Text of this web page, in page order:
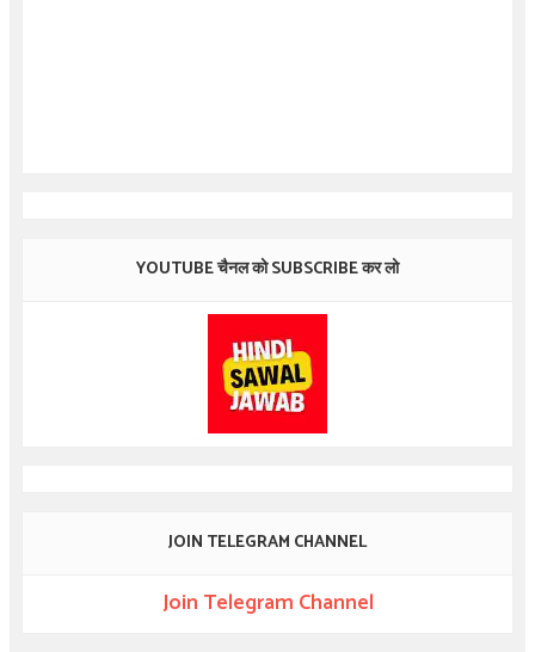
YOUTUBE चैनल को SUBSCRIBE कर लो
JOIN TELEGRAM CHANNEL
Join Telegram Channel